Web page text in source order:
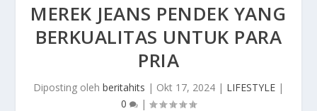
MEREK JEANS PENDEK YANG
BERKUALITAS UNTUK PARA
PRIA
Diposting oleh beritahits | Okt 17, 2024 | LIFESTYLE |
0
|